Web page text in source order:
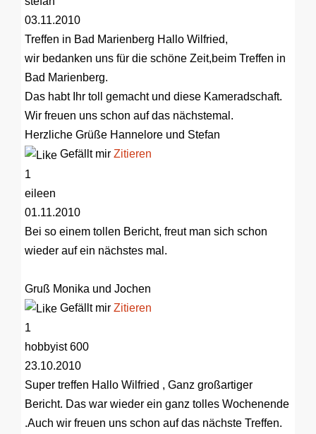
03.11.2010
Treffen in Bad Marienberg Hallo Wilfried,
wir bedanken uns für die schöne Zeit,beim Treffen in
Bad Marienberg.
Das habt Ihr toll gemacht und diese Kameradschaft.
Wir freuen uns schon auf das nächstemal.
Herzliche Grüße Hannelore und Stefan
Gefällt mir Zitieren
1
eileen
01.11.2010
Bei so einem tollen Bericht, freut man sich schon
wieder auf ein nächstes mal.
Gruß Monika und Jochen
Gefällt mir Zitieren
1
hobbyist 600
23.10.2010
Super treffen Hallo Wilfried , Ganz großartiger
Bericht. Das war wieder ein ganz tolles Wochenende
.Auch wir freuen uns schon auf das nächste Treffen.